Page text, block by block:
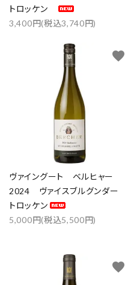
トロッケン
3,400円(税込3,740円)
ヴァイングート ベルヒャー
2024 ヴァイスブルグンダー
トロッケン
5,000円(税込5,500円)
favorite
favorite